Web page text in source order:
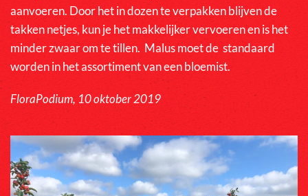
aanvoeren. Door het in dozen te verpakken blijven de
takken netjes, kun je het makkelijker vervoeren en is het
minder zwaar om te tillen. Malus moet de standaard
worden in het assortiment van een bloemist.
FloraPodium, 10 oktober 2019